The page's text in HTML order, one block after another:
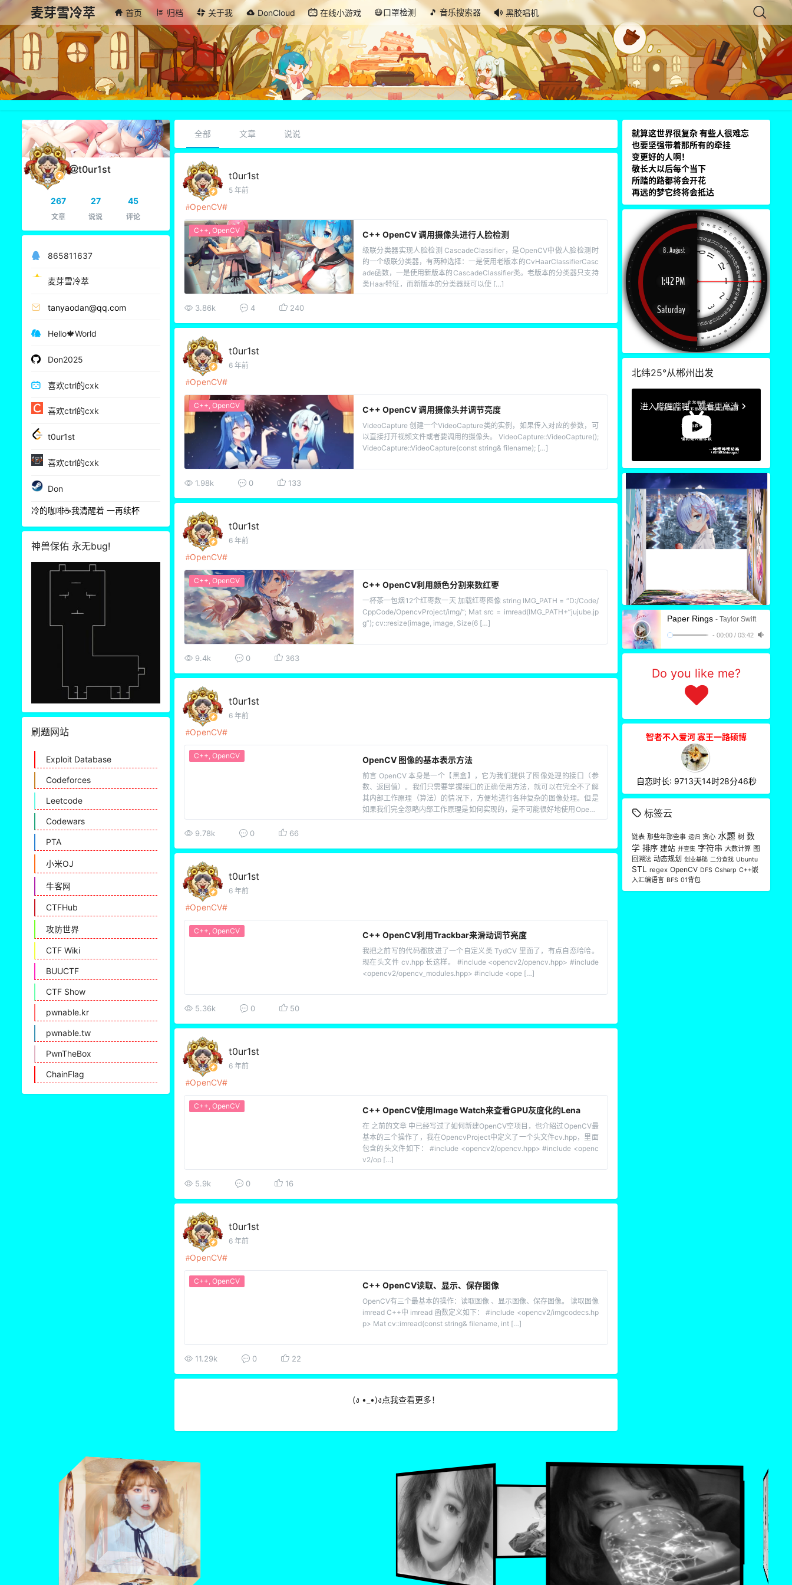
麦芽雪冷萃 首页 归档 关于我 DonCloud 在线小游戏 😷口罩检测 🎵 音乐搜索器 黑胶唱机
t0ur1st
267
文章
27
说说
45
评论
865811637
麦芽雪冷萃
tanyaodan@qq.com
Hello🍁World
Don2025
喜欢ctrl的cxk
喜欢ctrl的cxk
t0ur1st
喜欢ctrl的cxk
Don
冷的咖啡☕我清醒着 一再续杯
神兽保佑 永无bug!
刷题网站
Exploit Database
Codeforces
Leetcode
Codewars
PTA
小米OJ
牛客网
CTFHub
攻防世界
CTF Wiki
BUUCTF
CTF Show
pwnable.kr
pwnable.tw
PwnTheBox
ChainFlag
全部 文章 说说
t0ur1st
5 年前
OpenCV
C++ OpenCV 调用摄像头进行人脸检测
级联分类器实现人脸检测 CascadeClassifier，是OpenCV中做人脸检测时
的一个级联分类器，有两种选择：一是使用老版本的CvHaarClassifierCasc
ade函数，一是使用新版本的CascadeClassifier类。老版本的分类器只支持
类Haar特征，而新版本的分类器既可以使 […]
C++, OpenCV
3.86k 4 240
t0ur1st
6 年前
OpenCV
C++ OpenCV 调用摄像头并调节亮度
VideoCapture 创建一个VideoCapture类的实例，如果传入对应的参数，可
以直接打开视频文件或者要调用的摄像头。 VideoCapture::VideoCapture();
VideoCapture::VideoCapture(const string& filename); […]
C++, OpenCV
1.98k 0 133
t0ur1st
6 年前
OpenCV
C++ OpenCV利用颜色分割来数红枣
一杯茶一包烟12个红枣数一天 加载红枣图像 string IMG_PATH = “D:/Code/
CppCode/OpencvProject/img/”; Mat src = imread(IMG_PATH+”jujube.jp
g”); cv::resize(image, image, Size(6 […]
C++, OpenCV
9.4k 0 363
t0ur1st
6 年前
OpenCV
OpenCV 图像的基本表示方法
前言 OpenCV 本身是一个【黑盒】，它为我们提供了图像处理的接口（参
数、返回值）。我们只需要掌握接口的正确使用方法，就可以在完全不了解
其内部工作原理（算法）的情况下，方便地进行各种复杂的图像处理。但是
如果我们完全忽略内部工作原理是如何实现的，是不可能很好地使用OpenC
V的，更不可能设计出好的计 […]
C++, OpenCV
9.78k 0 66
t0ur1st
6 年前
OpenCV
C++ OpenCV利用Trackbar来滑动调节亮度
我把之前写的代码都放进了一个自定义类 TydCV 里面了，有点自恋哈哈。
现在头文件 cv.hpp 长这样。 #include <opencv2/opencv.hpp> #include
<opencv2/opencv_modules.hpp> #include <ope […]
C++, OpenCV
5.36k 0 50
t0ur1st
6 年前
OpenCV
C++ OpenCV使用Image Watch来查看GPU灰度化的Lena
在 之前的文章 中已经写过了如何新建OpenCV空项目，也介绍过OpenCV最
基本的三个操作了，我在OpencvProject中定义了一个头文件cv.hpp，里面
包含的头文件如下： #include <opencv2/opencv.hpp> #include <openc
v2/op […]
C++, OpenCV
5.9k 0 16
t0ur1st
6 年前
OpenCV
C++ OpenCV读取、显示、保存图像
OpenCV有三个最基本的操作：读取图像 、显示图像、保存图像。 读取图像
imread C++中 imread 函数定义如下： #include <opencv2/imgcodecs.hp
p> Mat cv::imread(const string& filename, int […]
C++, OpenCV
11.29k 0 22
(ง •_•)ง点我查看更多！
就算这世界很复杂 有些人很难忘
也要坚强带着那所有的牵挂
变更好的人啊！
敬长大以后每个当下
所踏的路都将会开花
再远的梦它终将会抵达
2
2
2
3
3
3
3
3
北纬25°从郴州出发
Paper Rings - Taylor Swift
- 00:00 / 03:42
Do you like me?
智者不入爱河 寡王一路硕博
自恋时长: 9713天14时28分47秒
标签云
链表 那些年那些事 递归 贪心 水题 树 数
学 排序 建站 并查集 字符串 大数计算 图
回溯法 动态规划 创业基础 二分查找 Ubuntu
STL regex OpenCV DFS Csharp C++嵌
入汇编语言 BFS 01背包